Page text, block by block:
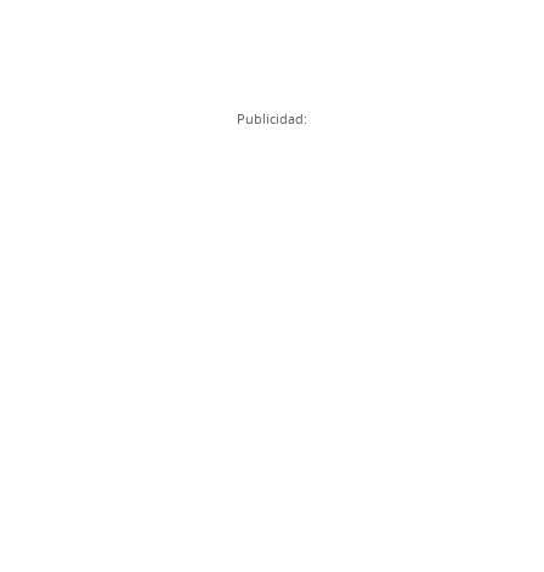
Publicidad: